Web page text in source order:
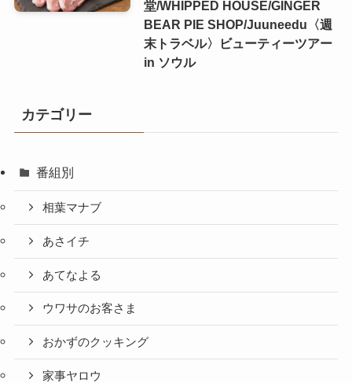
堂/WHIPPED HOUSE/GINGER
BEAR PIE SHOP/Juuneedu〈週
末トラベル〉ビューティーツアー
in ソウル
カテゴリー
番組別
相葉マナブ
あさイチ
あてなよる
ウワサのお客さま
おかずのクッキング
家事ヤロウ